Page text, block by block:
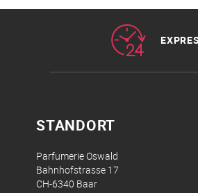
STANDORT
Parfumerie Oswald
Bahnhofstrasse 17
CH-6340 Baar